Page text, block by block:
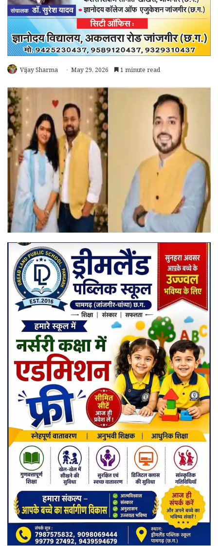
Vijay Sharma May 29, 2026 1 minute read